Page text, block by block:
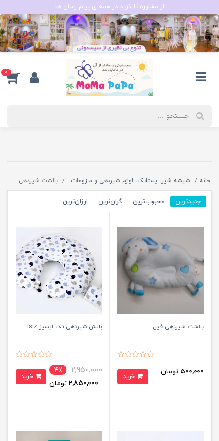
از مشاوره تا خرید در همه ی پیام رسان ها
0
خانه شیشه شیر، پستانک، لوازم شیردهی و ملزومات بالشت شیردهی
جدیدترین محبوب‌ترین گران‌ترین ارزان‌ترین
بالشت شیردهی فیل
500,000 تومان
بالش شیردهی تک ایسیز isiz
2,950,000
4٪
2,850,000 تومان